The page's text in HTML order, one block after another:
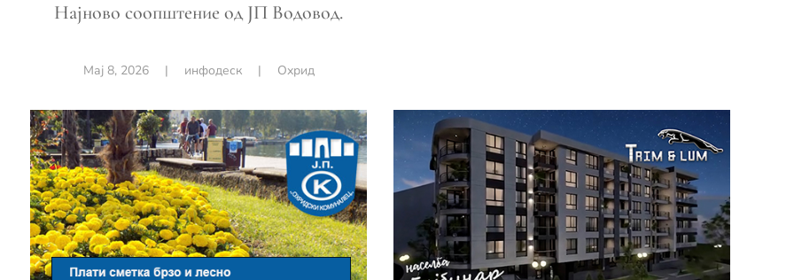
Најново соопштение од ЈП Водовод.
Мај 8, 2026| инфодеск| Охрид